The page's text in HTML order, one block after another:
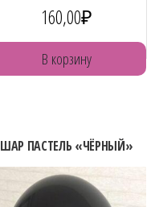
160,00₽
В корзину
ШАР ПАСТЕЛЬ «ЧЁРНЫЙ»